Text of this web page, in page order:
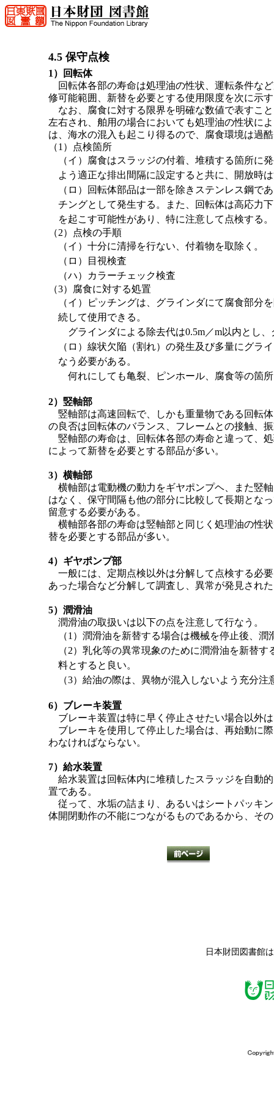
4.5 保守点検
1）回転体
回転体各部の寿命は処理油の性状、運転条件な
修可能範囲、新替を必要とする使用限度を次に示
なお、腐食に対する限界を明確な数値で表すこ
左右され、舶用の場合においても処理油の性状に
は、海水の混入も起こり得るので、腐食環境は過
（1）点検箇所
（イ）腐食はスラッジの付着、堆積する箇所に
よう適正な排出間隔に設定すると共に、開放時
（ロ）回転体部品は一部を除きステンレス鋼で
チングとして発生する。また、回転体は高応力
を起こす可能性があり、特に注意して点検する。
（2）点検の手順
（イ）十分に清掃を行ない、付着物を取除く。
（ロ）目視検査
（ハ）カラーチェック検査
（3）腐食に対する処置
（イ）ピッチングは、グラインダにて腐食部分
続して使用できる。
グラインダによる除去代は0.5m／m以内とし
（ロ）線状欠陥（割れ）の発生及び多量にグラ
なう必要がある。
何れにしても亀裂、ピンホール、腐食等の箇
2）竪軸部
竪軸部は高速回転で、しかも重量物である回転
の良否は回転体のバランス、フレームとの接触、
竪軸部の寿命は、回転体各部の寿命と違って、
によって新替を必要とする部品が多い。
3）横軸部
横軸部は電動機の動力をギヤポンプヘ、また竪
はなく、保守間隔も他の部分に比較して長期とな
留意する必要がある。
横軸部各部の寿命は竪軸部と同じく処理油の性
替を必要とする部品が多い。
4）ギヤポンプ部
一般には、定期点検以外は分解して点検する必
あった場合など分解して調査し、異常が発見され
5）潤滑油
潤滑油の取扱いは以下の点を注意して行なう。
（1）潤滑油を新替する場合は機械を停止後、
（2）乳化等の異常現象のために潤滑油を新替
料とすると良い。
（3）給油の際は、異物が混入しないよう充分
6）ブレーキ装置
ブレーキ装置は特に早く停止させたい場合以外
ブレーキを使用して停止した場合は、再始動に
わなければならない。
7）給水装置
給水装置は回転体内に堆積したスラッジを自動
置である。
従って、水垢の詰まり、あるいはシートパッキ
体開閉動作の不能につながるものであるから、そ
日本財団図書館